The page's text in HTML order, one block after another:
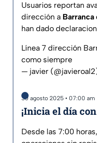
Usuarios reportan
dirección a
han dado
Línea 7 dirección
como siempre
— javier
30 agosto 2025 • 07:00 am
¡Inicia el día
Desde las 7:00